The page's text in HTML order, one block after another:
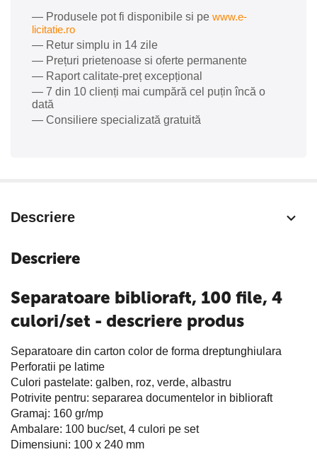
— Produsele pot fi disponibile si pe www.e-
licitatie.ro
— Retur simplu in 14 zile
— Prețuri prietenoase si oferte permanente
— Raport calitate-preț excepțional
— 7 din 10 clienți mai cumpără cel puțin încă o
dată
— Consiliere specializată gratuită
Descriere
Descriere
Separatoare biblioraft, 100 file, 4
culori/set - descriere produs
Separatoare din carton color de forma dreptunghiulara
Perforatii pe latime
Culori pastelate: galben, roz, verde, albastru
Potrivite pentru: separarea documentelor in biblioraft
Gramaj: 160 gr/mp
Ambalare: 100 buc/set, 4 culori pe set
Dimensiuni: 100 x 240 mm